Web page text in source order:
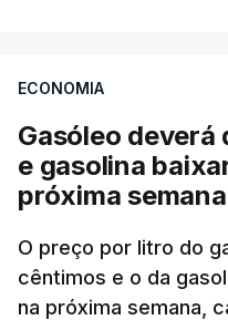
ECONOMIA
Gasóleo deverá
e gasolina
próxima semana
O preço por litro do
cêntimos e o da
na próxima semana,